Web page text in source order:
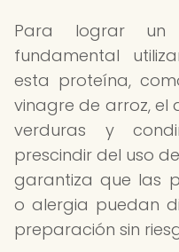
Para lograr un
fundamental
esta proteína,
vinagre de arroz, el
verduras y
prescindir del uso
garantiza que las
o alergia puedan
preparación sin